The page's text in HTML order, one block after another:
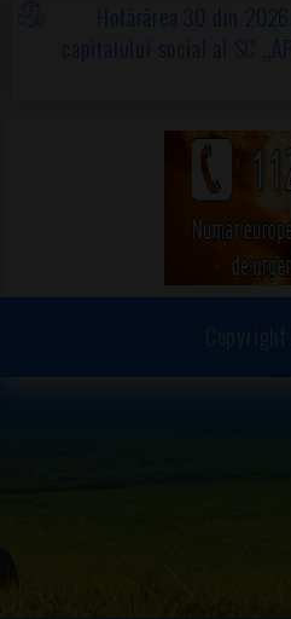
Hotărârea 30 din
capitalului social al SC
Copyright